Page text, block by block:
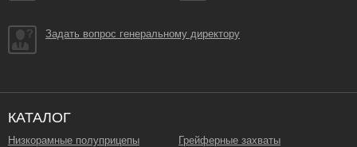
Задать вопрос генеральному директору
КАТАЛОГ
Низкорамные полуприцепы
Грейферные захваты